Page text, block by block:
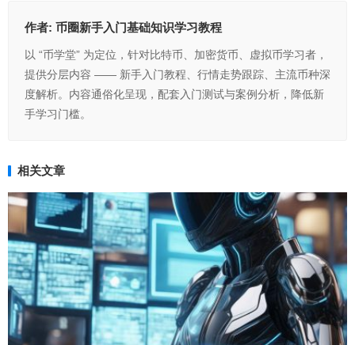
作者: 币圈新手入门基础知识学习教程
以 “币学堂” 为定位，针对比特币、加密货币、虚拟币学习者，
提供分层内容 —— 新手入门教程、行情走势跟踪、主流币种深
度解析。内容通俗化呈现，配套入门测试与案例分析，降低新
手学习门槛。
相关文章